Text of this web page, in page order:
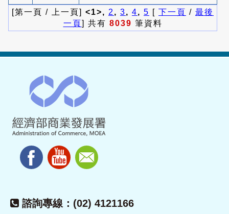
[第一頁 / 上一頁] <1>, 2 , 3, 4, 5 [ 下一頁 / 最後
一頁] 共有 8039 筆資料
諮詢專線：(02) 4121166